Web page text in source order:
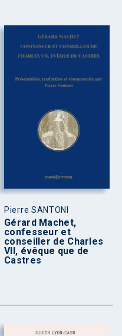
Pierre SANTONI
Gérard Machet,
confesseur et
conseiller de Charles
VII, évêque que de
Castres